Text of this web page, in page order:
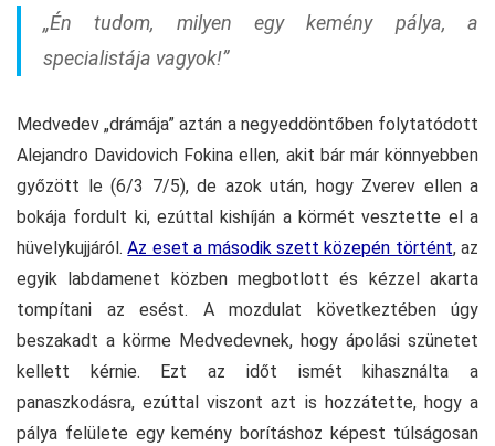
„Én tudom, milyen egy kemény pálya, a
specialistája vagyok!”
Medvedev „drámája” aztán a negyeddöntőben folytatódott
Alejandro Davidovich Fokina ellen, akit bár már könnyebben
győzött le (6/3 7/5), de azok után, hogy Zverev ellen a
bokája fordult ki, ezúttal kishíján a körmét vesztette el a
hüvelykujjáról.Az eset a második szett közepén történt, az
egyik labdamenet közben megbotlott és kézzel akarta
tompítani az esést. A mozdulat következtében úgy
beszakadt a körme Medvedevnek, hogy ápolási szünetet
kellett kérnie. Ezt az időt ismét kihasználta a
panaszkodásra, ezúttal viszont azt is hozzátette, hogy a
pálya felülete egy kemény borításhoz képest túlságosan